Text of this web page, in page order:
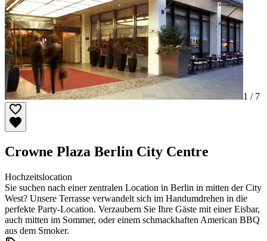
1 / 7
Crowne Plaza Berlin City Centre
Hochzeitslocation
Sie suchen nach einer zentralen Location in Berlin in mitten der City
West? Unsere Terrasse verwandelt sich im Handumdrehen in die
perfekte Party-Location. Verzaubern Sie Ihre Gäste mit einer Eisbar,
auch mitten im Sommer, oder einem schmackhaften American BBQ
aus dem Smoker.